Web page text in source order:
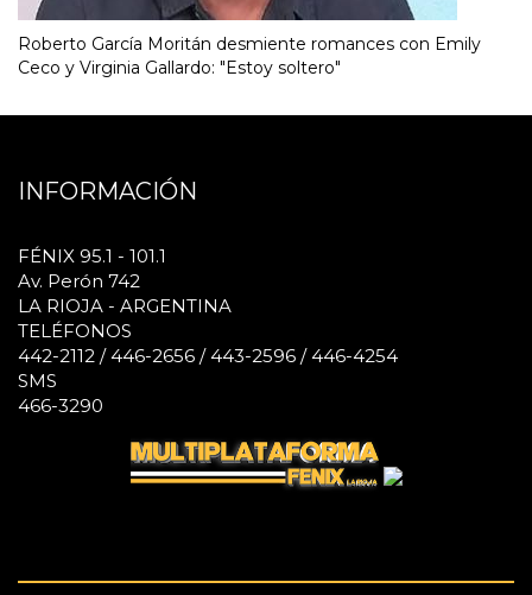
Roberto García Moritán desmiente romances con Emily
Ceco y Virginia Gallardo: "Estoy soltero"
INFORMACIÓN
FÉNIX 95.1 - 101.1
Av. Perón 742
LA RIOJA - ARGENTINA
TELÉFONOS
442-2112 / 446-2656 / 443-2596 / 446-4254
SMS
466-3290